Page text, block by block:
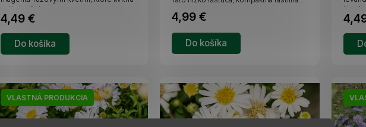
4,49 €
Do košíka
od leta až do...
4,99 €
Do košíka
ktoré...
VLASTNÁ PRODUKCIA